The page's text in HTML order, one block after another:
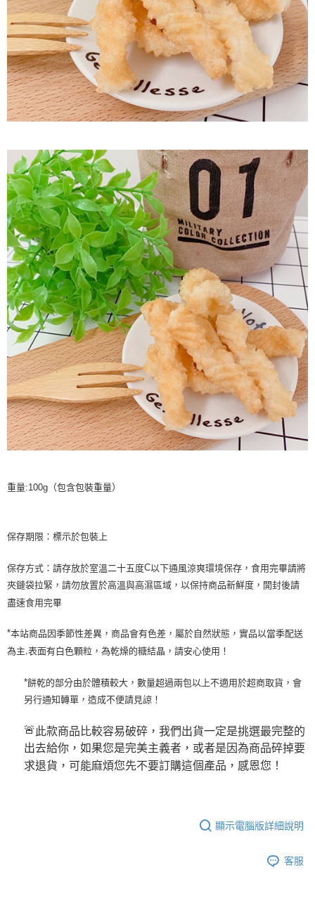
重量:100g（包含包裝重量）
保存期限：標示於包裝上
保存方式：請存放於室溫二十五度C以下通風涼爽環境保存，食用完畢請將
夾鏈袋拉緊，請勿放置於高溫與高濕區域，以保持商品新鮮度，開封後請
盡速食用完畢
*本站商品因季節性差異，商品會有色差，屬於自然狀態，實品以當季配送
為主 表面有白色顆粒，為乾燥的糖結晶，請安心使用！
*餅乾的部分由於體積較大，數量超過兩包以上不適用於超商取貨，會
另行通知轉單，造成不便請見諒！
🚨 此款商品比較容易破碎，我們出貨一定是挑選最完整的
出去給你，如果您是完美主義者，或者是因為商品碎掉要
求退貨，可能麻煩您先不要訂購這個產品，感恩您！
顯示電腦版詳細說明
客服